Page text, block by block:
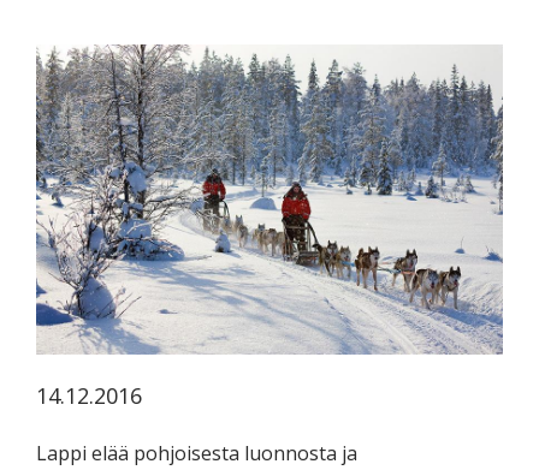
koskevasta
tutkimuksesta
kaikille
kiinnostuneille.
14.12.2016
Lappi elää pohjoisesta luonnosta ja